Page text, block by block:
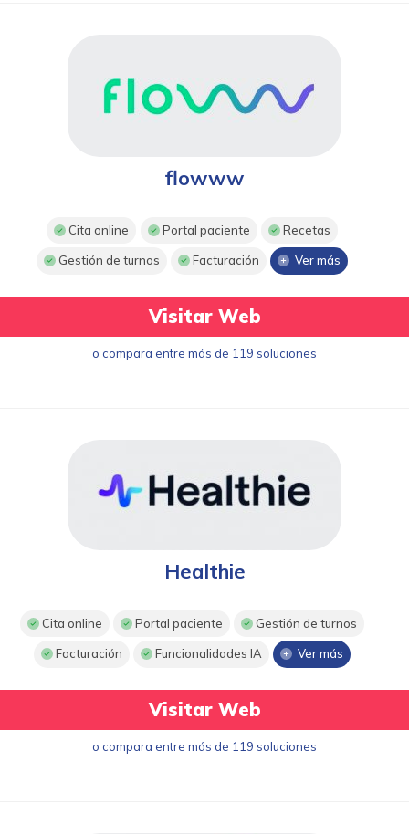
flowww
Cita online Portal paciente Recetas
Gestión de turnos Facturación Ver más
Visitar Web
o compara entre más de 119 soluciones
Healthie
Cita online Portal paciente Gestión de turnos
Facturación Funcionalidades IA Ver más
Visitar Web
o compara entre más de 119 soluciones